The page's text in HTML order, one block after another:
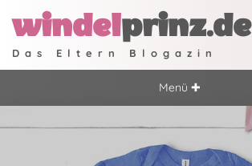
windelprinz.de
Das Eltern Blogazin
Menü ✚